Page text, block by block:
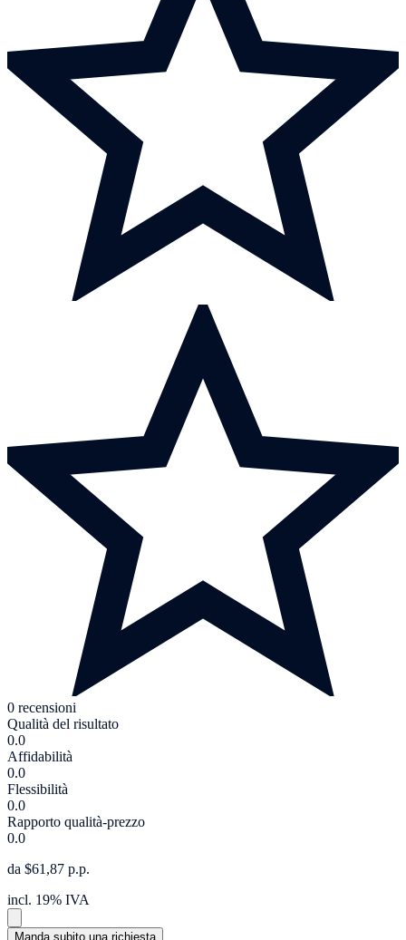
0 recensioni
Qualità del risultato
0.0
Affidabilità
0.0
Flessibilità
0.0
Rapporto qualità-prezzo
0.0
da $61,87 p.p.
incl. 19% IVA
Manda subito una richiesta